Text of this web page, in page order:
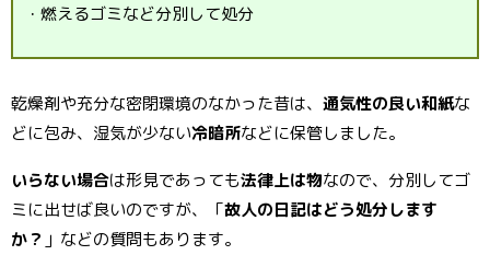
・燃えるゴミなど分別して処分
乾燥剤や充分な密閉環境のなかった昔は、 通気性の良い和紙な
どに包み、湿気が少ない冷暗所などに保管しました。
いらない場合は形見であっても法律上は物なので、分別してゴ
ミに出せば良いのですが、「故人の日記はどう処分します
か？ 」などの質問もあります。